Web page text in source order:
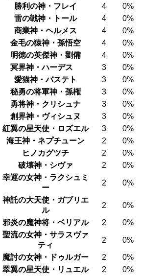
勝利の神・フレイ
4
0%
雷の戦神・トール
4
0%
商業神・ヘルメス
4
0%
金毛の猿神・孫悟空
4
0%
明徳の英傑神・劉備
4
0%
冥界神・ハーデス
3
0%
愛猫神・バステト
3
0%
秘勇の将軍神・孫権
3
0%
勇将神・クリシュナ
3
0%
創界神・ヴィシュヌ
3
0%
紅翼の星天使・ロズエル
3
0%
海王神・ネプチューン
2
0%
ヒノカグツチ
2
0%
破壊神・シヴァ
2
0%
幸運の女神・ラクシュミ
ー
2 0%
神託の大天使・ガブリエ
ル
2 0%
邪炎の魔神将・ベリアル 2
0%
聖流の女神・サラスヴァ
ティ
2 0%
魔討の女神・ドゥルガー 2
0%
翠翼の星天使・リュエル
2
0%